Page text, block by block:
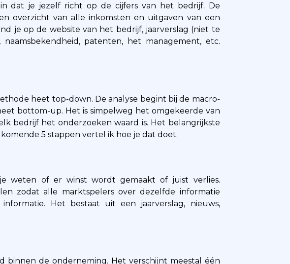
dat je jezelf richt op de cijfers van het bedrijf. De
overzicht van alle inkomsten en uitgaven van een
je op de website van het bedrijf, jaarverslag (niet te
patenten, het management, etc.
heet top-down. De analyse begint bij de macro-
bottom-up. Het is simpelweg het omgekeerde van
bedrijf het onderzoeken waard is. Het belangrijkste
5 stappen vertel ik hoe je dat doet.
weten of er winst wordt gemaakt of juist verlies.
zodat alle marktspelers over dezelfde informatie
Het bestaat uit een jaarverslag, nieuws,
binnen de onderneming. Het verschijnt meestal één